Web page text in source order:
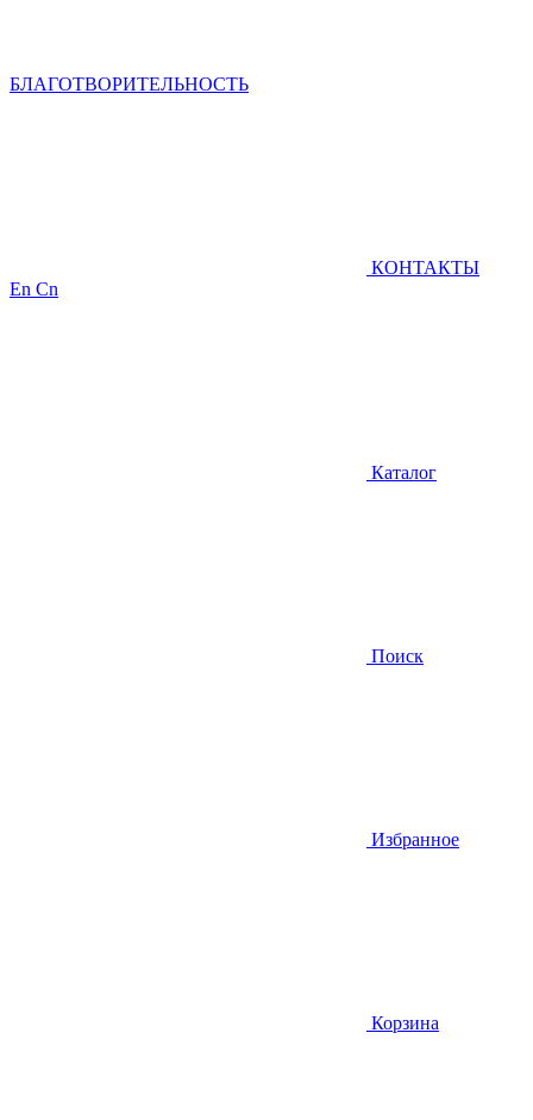
БЛАГОТВОРИТЕЛЬНОСТЬ
КОНТАКТЫ
En Cn
Каталог
Поиск
Избранное
Корзина